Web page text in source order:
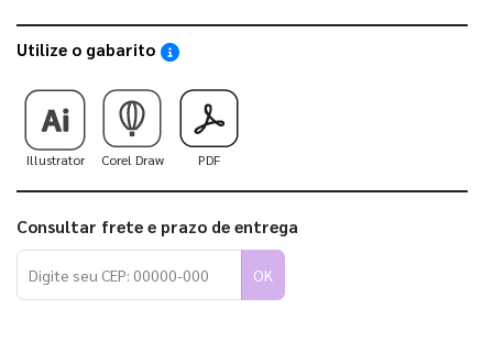
Utilize o gabarito Saiba como utilizar os nossos gabaritos
Illustrator Corel Draw PDF
Consultar frete e prazo de entrega
OK